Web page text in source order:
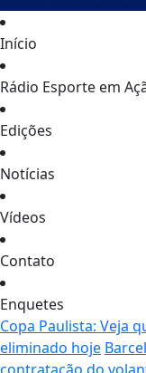
Início
Rádio Esporte em
Edições
Notícias
Vídeos
Contato
Enquetes
Copa Paulista: Veja
eliminado hoje